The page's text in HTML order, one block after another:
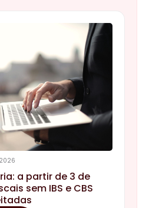
a partir de 3 de
sem IBS e CBS